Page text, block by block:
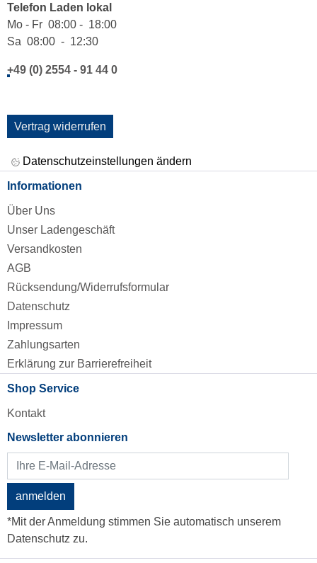
Telefon Laden lokal
Mo - Fr 08:00 - 18:00
Sa 08:00 - 12:30
+49 (0) 2554 - 91 44 0
Vertrag widerrufen
Datenschutzeinstellungen ändern
Informationen
Über Uns
Unser Ladengeschäft
Versandkosten
AGB
Rücksendung/Widerrufsformular
Datenschutz
Impressum
Zahlungsarten
Erklärung zur Barrierefreiheit
Shop Service
Kontakt
Newsletter abonnieren
anmelden
*Mit der Anmeldung stimmen Sie automatisch unserem
Datenschutz zu.